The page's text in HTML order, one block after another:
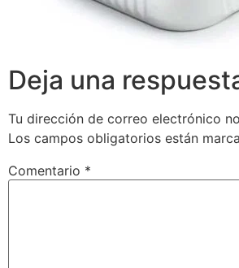
Deja una
Tu dirección de correo electrónico
Los campos obligatorios están
Comentario *